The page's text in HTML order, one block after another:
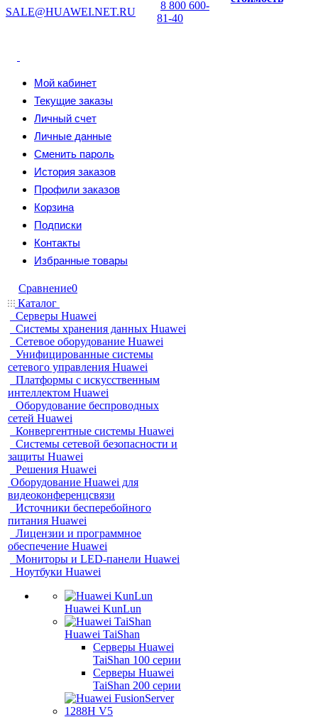
SALE@HUAWEI.NET.RU
8 800 600-
81-40
Мой кабинет
Текущие заказы
Личный счет
Личные данные
Сменить пароль
История заказов
Профили заказов
Корзина
Подписки
Контакты
Избранные товары
Сравнение0
Каталог
Серверы Huawei
Системы хранения данных Huawei
Сетевое оборудование Huawei
Унифицированные системы
сетевого управления Huawei
Платформы с искусственным
интеллектом Huawei
Оборудование беспроводных
сетей Huawei
Конвергентные системы Huawei
Системы сетевой безопасности и
защиты Huawei
Решения Huawei
Оборудование Huawei для
видеоконференцсвязи
Источники бесперебойного
питания Huawei
Лицензии и программное
обеспечение Huawei
Мониторы и LED-панели Huawei
Ноутбуки Huawei
Huawei KunLun
Huawei TaiShan
Серверы Huawei
TaiShan 100 серии
Серверы Huawei
TaiShan 200 серии